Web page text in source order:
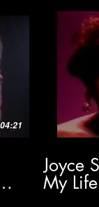
04:21
Joyce
My